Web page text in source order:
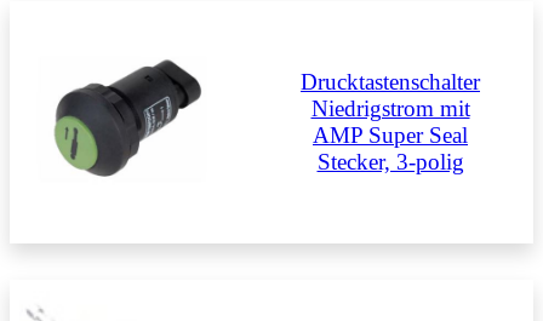
Drucktastenschalter
Niedrigstrom mit
AMP Super Seal
Stecker, 3-polig